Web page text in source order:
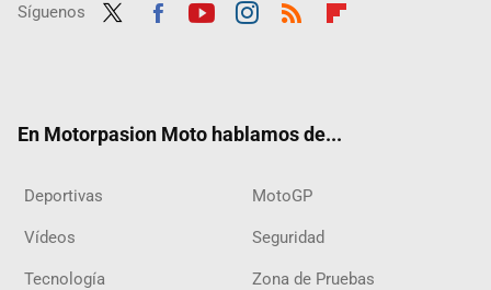
Síguenos
En Motorpasion Moto hablamos de...
Deportivas MotoGP
Vídeos Seguridad
Tecnología Zona de Pruebas